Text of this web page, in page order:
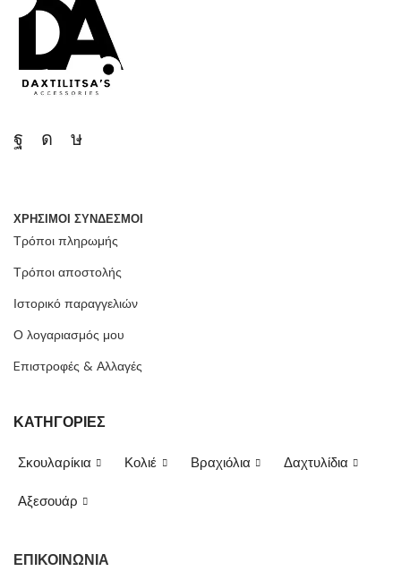
ΧΡΗΣΙΜΟΙ ΣΥΝΔΕΣΜΟΙ
Τρόποι πληρωμής
Τρόποι αποστολής
Ιστορικό παραγγελιών
Ο λογαριασμός μου
Eπιστροφές & Αλλαγές
ΚΑΤΗΓΟΡΙΕΣ
Σκουλαρίκια Κολιέ Βραχιόλια Δαχτυλίδια
Αξεσουάρ
ΕΠΙΚΟΙΝΩΝΙΑ